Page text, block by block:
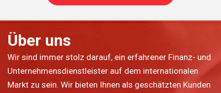
Über uns
Wir sind immer stolz darauf, ein erfahrener Finanz- und
Unternehmensdienstleister auf dem internationalen
Markt zu sein. Wir bieten Ihnen als geschätzten Kunden